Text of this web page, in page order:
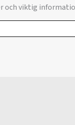
och viktig